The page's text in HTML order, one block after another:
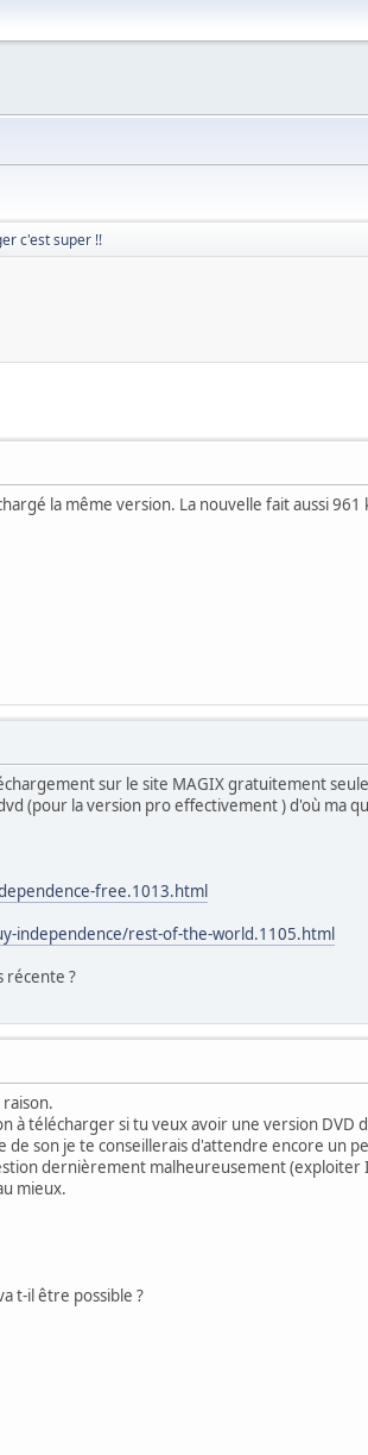
c'est super !!
la même version. La nouvelle fait aussi
sur le site MAGIX gratuitement
(pour la version pro effectivement ) d'où
free.1013.html
independence/rest-of-the-world.1105.html
récente ?
à télécharger si tu veux avoir une version DVD
son je te conseillerais d'attendre encore un
dernièrement malheureusement
mieux.
t-il être possible ?